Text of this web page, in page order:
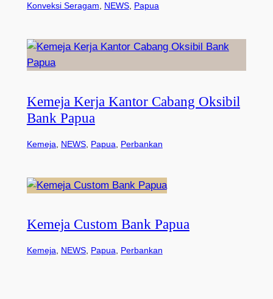
Konveksi Seragam NEWS, Papua
Kemeja Kerja Kantor Cabang Oksibil
Bank Papua
Kemeja NEWS, Papua Perbankan
Kemeja Custom Bank Papua
Kemeja, NEWS, Papua, Perbankan